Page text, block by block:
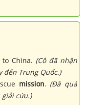
to China. (Cô đã nhận
đến Trung Quốc.)
mission. (Đã quá
cứu.)